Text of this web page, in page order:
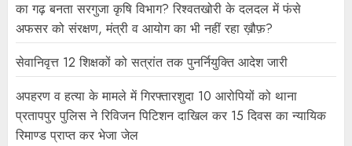
का गढ़ बनता सरगुजा कृषि विभाग? रिश्वतखोरी के दलदल में फंसे
अफसर को संरक्षण, मंत्री व आयोग का भी नहीं रहा ख़ौफ़?
सेवानिवृत्त 12 शिक्षकों को सत्रांत तक पुनर्नियुक्ति आदेश जारी
अपहरण व हत्या के मामले में गिरफ्तारशुदा 10 आरोपियों को थाना
प्रतापपुर पुलिस ने रिविजन पिटिशन दाखिल कर 15 दिवस का न्यायिक
रिमाण्ड प्राप्त कर भेजा जेल